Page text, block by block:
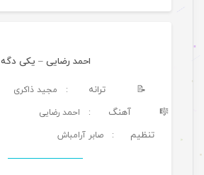
احمد رضایی – یکی دگه
📝 ترانه : مجید ذاکری
🎼 آهنگ : احمد رضایی
تنظیم
: صابر آرامباش